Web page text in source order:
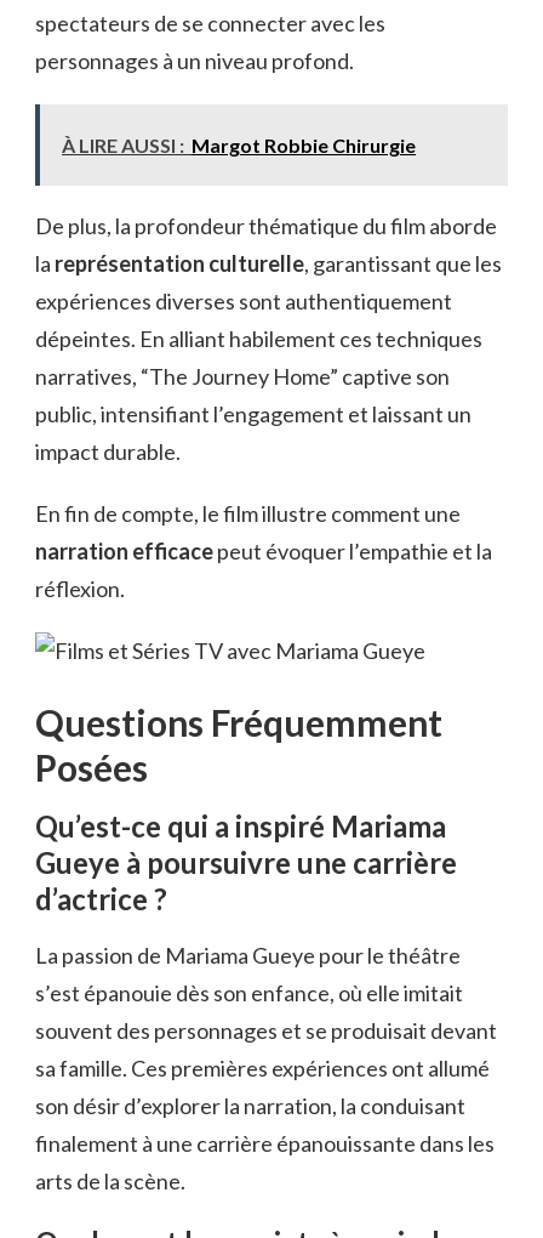
spectateurs de se connecter avec les
personnages à un niveau profond.
À LIRE AUSSI : Margot Robbie Chirurgie
De plus, la profondeur thématique du film aborde
la représentation culturelle, garantissant que les
expériences diverses sont authentiquement
dépeintes. En alliant habilement ces techniques
narratives, “The Journey Home” captive son
public, intensifiant l’engagement et laissant un
impact durable.
En fin de compte, le film illustre comment une
narration efficacepeut évoquer l’empathie et la
réflexion.
Questions Fréquemment
Posées
Qu’est-ce qui a inspiré Mariama
Gueye à poursuivre une carrière
d’actrice ?
La passion de Mariama Gueye pour le théâtre
s’est épanouie dès son enfance, où elle imitait
souvent des personnages et se produisait devant
sa famille. Ces premières expériences ont allumé
son désir d’explorer la narration, la conduisant
finalement à une carrière épanouissante dans les
arts de la scène.